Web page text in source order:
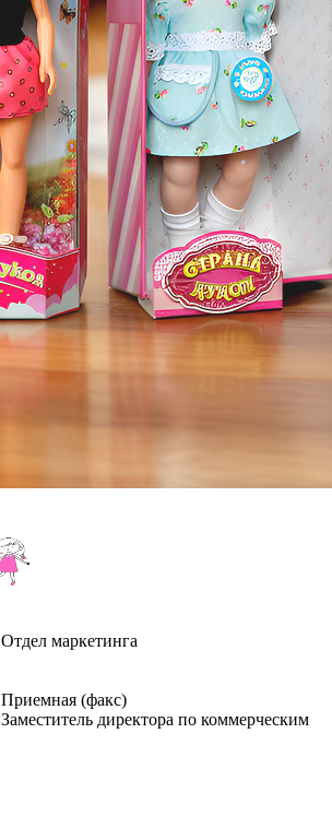
Отдел маркетинга
Приемная (факс)
Заместитель директора по коммерческим